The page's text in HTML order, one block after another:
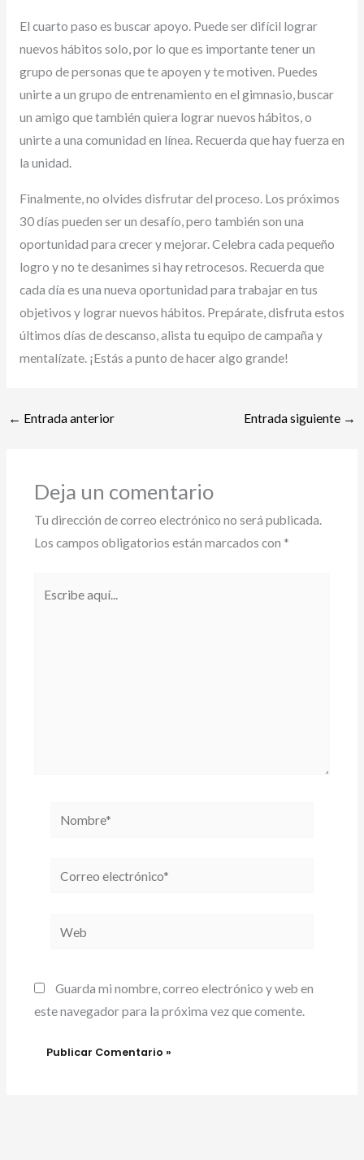
El cuarto paso es buscar apoyo. Puede ser difícil lograr
nuevos hábitos solo, por lo que es importante tener un
grupo de personas que te apoyen y te motiven. Puedes
unirte a un grupo de entrenamiento en el gimnasio, buscar
un amigo que también quiera lograr nuevos hábitos, o
unirte a una comunidad en línea. Recuerda que hay fuerza en
la unidad.
Finalmente, no olvides disfrutar del proceso. Los próximos
30 días pueden ser un desafío, pero también son una
oportunidad para crecer y mejorar. Celebra cada pequeño
logro y no te desanimes si hay retrocesos. Recuerda que
cada día es una nueva oportunidad para trabajar en tus
objetivos y lograr nuevos hábitos. Prepárate, disfruta estos
últimos días de descanso, alista tu equipo de campaña y
mentalízate. ¡Estás a punto de hacer algo grande!
← Entrada anterior Entrada siguiente →
Deja un comentario
Tu dirección de correo electrónico no será publicada.
Los campos obligatorios están marcados con *
Nombre*
Correo
Web
Guarda mi nombre, correo electrónico y web en
este navegador para la próxima vez que comente.